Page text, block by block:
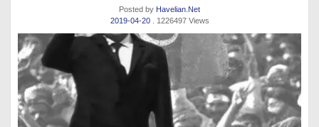
Posted by Havelian.Net
2019-04-20
. 1226497 Views